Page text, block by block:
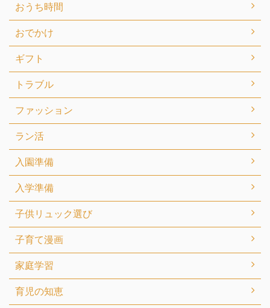
おうち時間
おでかけ
ギフト
トラブル
ファッション
ラン活
入園準備
入学準備
子供リュック選び
子育て漫画
家庭学習
育児の知恵